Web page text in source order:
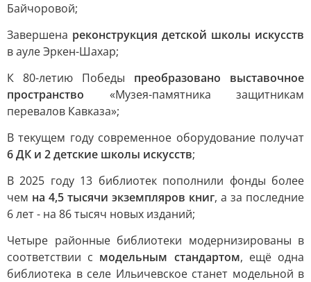
Байчоровой;
Завершена реконструкция детской школы искусств
в ауле Эркен-Шахар;
К 80-летию Победы преобразовано выставочное
пространство «Музея-памятника защитникам
перевалов Кавказа»;
В текущем году современное оборудование получат
6 ДК и 2 детские школы искусств;
В 2025 году 13 библиотек пополнили фонды более
чем на 4,5 тысячи экземпляров книг, а за последние
6 лет - на 86 тысяч новых изданий;
Четыре районные библиотеки модернизированы в
соответствии с модельным стандартом, ещё одна
библиотека в селе Ильичевское станет модельной в